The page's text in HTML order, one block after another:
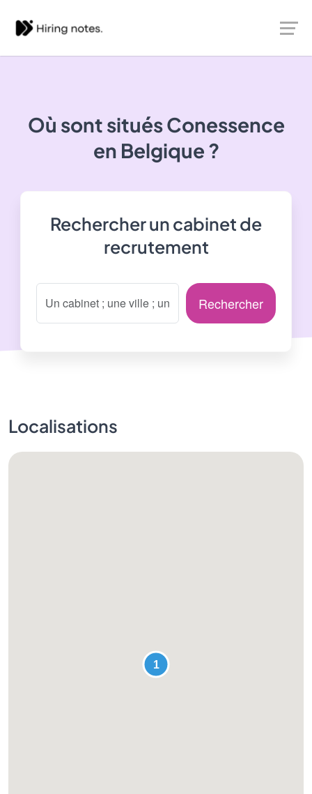
Où sont situésConessence
en Belgique ?
Rechercher un cabinet de
recrutement
Rechercher
Localisations